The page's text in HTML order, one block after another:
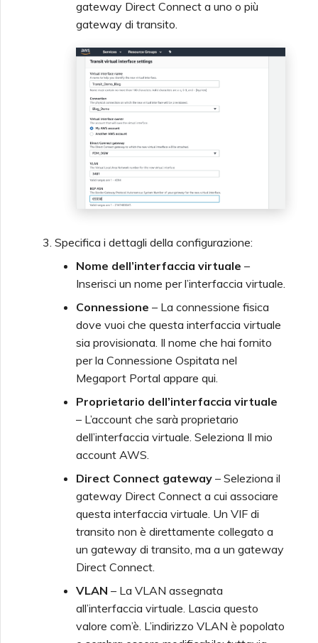
gateway Direct Connect a uno o più
gateway di transito.
Specifica i dettagli della configurazione:
Nome dell’interfaccia virtuale –
Inserisci un nome per l’interfaccia virtuale.
Connessione – La connessione fisica
dove vuoi che questa interfaccia virtuale
sia provisionata. Il nome che hai fornito
per la Connessione Ospitata nel
Megaport Portal appare qui.
Proprietario dell’interfaccia virtuale
– L’account che sarà proprietario
dell’interfaccia virtuale. Seleziona Il mio
account AWS.
Direct Connect gateway – Seleziona il
gateway Direct Connect a cui associare
questa interfaccia virtuale. Un VIF di
transito non è direttamente collegato a
un gateway di transito, ma a un gateway
Direct Connect.
VLAN – La VLAN assegnata
all’interfaccia virtuale. Lascia questo
valore com’è. L’indirizzo VLAN è popolato